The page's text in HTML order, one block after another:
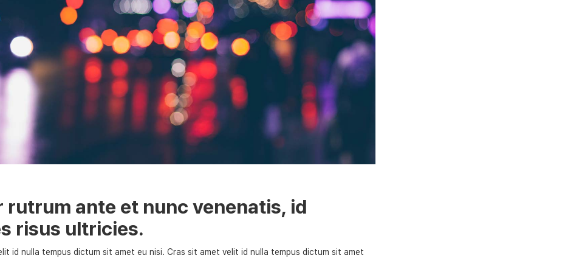
rutrum ante et nunc venenatis, id
risus ultricies.
id nulla tempus dictum sit amet eu nisi. Cras sit amet velit id nulla tempus dictum sit amet